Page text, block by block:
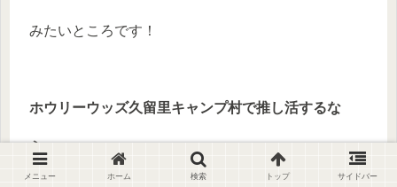
みたいところです！
ホウリーウッズ久留里キャンプ村で推し活するな
ら …
メニュー ホーム 検索 トップ サイドバー